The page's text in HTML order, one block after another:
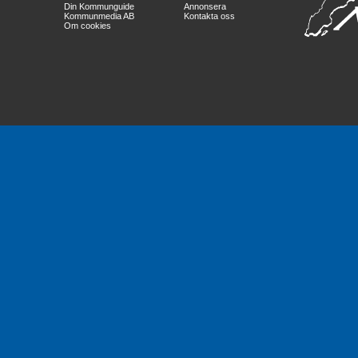
Din Kommunguide
Kommunmedia AB
Om cookies
Annonsera
Kontakta oss